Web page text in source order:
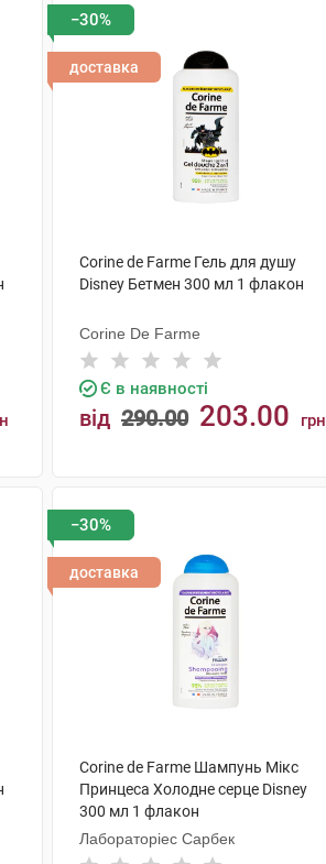
−30%
доставка
Corine de Farme Гель для душу
Disney Бетмен 300 мл 1 флакон
Corine De Farme
Є в наявності
від 290.00 203.00 грн
−30%
доставка
Corine de Farme Шампунь Мікс
Принцеса Холодне серце Disney
300 мл 1 флакон
Лабораторіес Сарбек